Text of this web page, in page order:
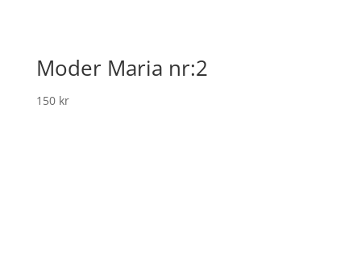
Moder Maria nr:2
150 kr